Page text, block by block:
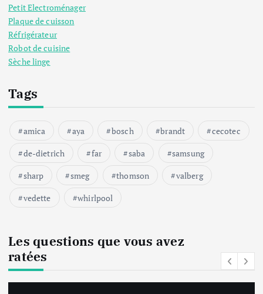
c
a
t
o
n
Petit Electroménager
Plaque de cuisson
Réfrigérateur
Robot de cuisine
Sèche linge
Tags
amica aya bosch brandt
cecotec
de-dietrich
far saba
samsung
sharp
smeg thomson
valberg
vedette
whirlpool
Les questions que vous avez
ratées